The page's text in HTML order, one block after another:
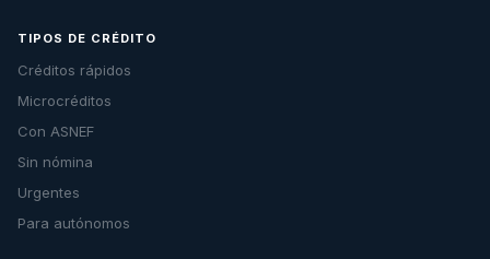
TIPOS DE CRÉDITO
Créditos rápidos
Microcréditos
Con ASNEF
Sin nómina
Urgentes
Para autónomos